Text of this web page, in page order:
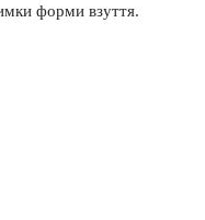
форми взуття.